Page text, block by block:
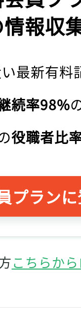
報収
最新有料
続率98%
役職者比
プラン
こちらか